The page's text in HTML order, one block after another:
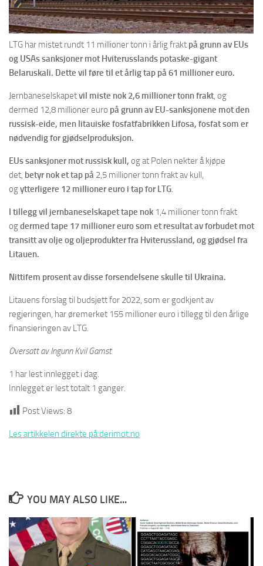
LTG har mistet rundt 11 millioner tonn i årlig frakt på grunn av EUs
og USAs sanksjoner mot Hviterusslands potaske-gigant
Belaruskali. Dette vil føre til et årlig tap på 61 millioner euro.
Jernbaneselskapetvil miste nok 2,6 millioner tonn frakt, og
dermed 12,8 millioner euro på grunn av EU-sanksjonene mot den
russisk-eide, men litauiske fosfatfabrikken Lifosa, fosfat som er
nødvendig for gjødselproduksjon.
EUs sanksjoner mot russisk kull, og at Polen nekter å kjøpe
det, betyr nok et tap på 2,5 millioner tonn frakt av kull,
ogytterligere 12 millioner euro i tap for LTG.
I tillegg vil jernbaneselskapet tape nok 1,4 millioner tonn frakt
ogdermed tape 17 millioner euro som et resultat av forbudet mot
transitt av olje og oljeprodukter fra Hviterussland, og gjødsel fra
Litauen.
Nittifem prosent av disse forsendelsene skulle til Ukraina.
Litauens forslag til budsjett for 2022, som er godkjent av
regjeringen, har øremerket 155 millioner euro i tillegg til den årlige
finansieringen av LTG.
Oversatt av Ingunn Kvil Gamst
1 har lest innlegget i dag.
Innlegget er lest totalt 1 ganger.
Post Views: 8
Les artikkelen direkte på derimot.no
YOU MAY ALSO LIKE...